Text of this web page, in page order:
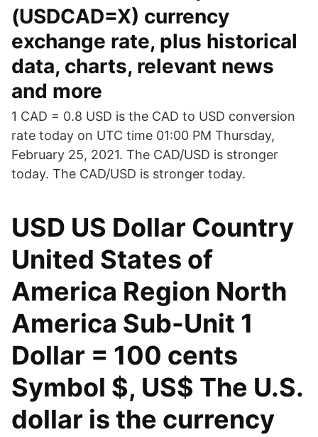
(USDCAD=X) currency
exchange rate, plus historical
data, charts, relevant news
and more
1 CAD = 0.8 USD is the CAD to USD conversion
rate today on UTC time 01:00 PM Thursday,
February 25, 2021. The CAD/USD is stronger
today. The CAD/USD is stronger today.
USD US Dollar Country
United States of
America Region North
America Sub-Unit 1
Dollar = 100 cents
Symbol $, US$ The U.S.
dollar is the currency